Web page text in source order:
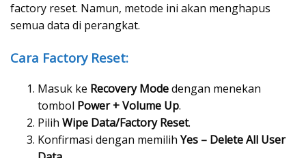
factory reset. Namun, metode ini akan menghapus
semua data di perangkat.
Cara Factory Reset:
Masuk ke Recovery Modedengan menekan
tombol Power + Volume Up.
Pilih Wipe Data/Factory Reset.
Konfirmasi dengan memilih Yes – Delete All User